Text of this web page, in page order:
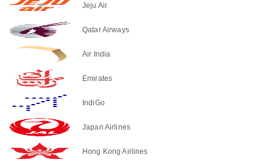
Jeju Air
Qatar Airways
Air India
Emirates
IndiGo
Japan Airlines
Hong Kong Airlines